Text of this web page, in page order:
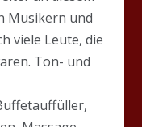
Musikern und
viele Leute, die
Ton- und